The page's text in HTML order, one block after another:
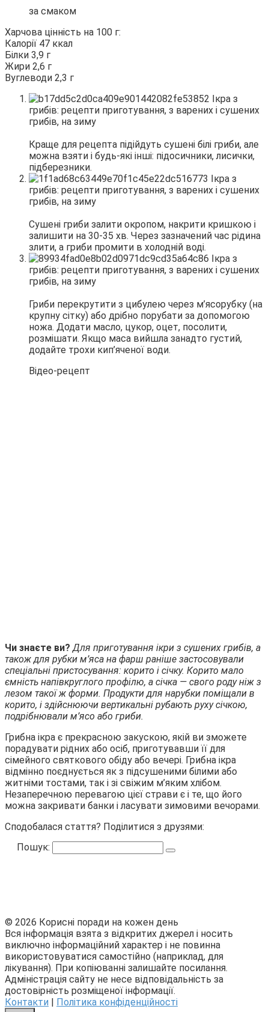
за смаком
Харчова цінність на 100 г:
Калорії 47 ккал
Білки 3,9 г
Жири 2,6 г
Вуглеводи 2,3 г
Краще для рецепта підійдуть сушені білі гриби, але
можна взяти і будь-які інші: підосичники, лисички,
підберезники.
Сушені гриби залити окропом, накрити кришкою і
залишити на 30-35 хв. Через зазначений час рідина
злити, а гриби промити в холодній воді.
Гриби перекрутити з цибулею через м’ясорубку (на
крупну сітку) або дрібно порубати за допомогою
ножа. Додати масло, цукор, оцет, посолити,
розмішати. Якщо маса вийшла занадто густий,
додайте трохи кип’яченої води.
Відео-рецепт
Чи знаєте ви?Для приготування ікри з сушених грибів, а
також для рубки м’яса на фарш раніше застосовували
спеціальні пристосування: корито і січку. Корито мало
ємність напівкруглого профілю, а січка — свого роду ніж з
лезом такої ж форми. Продукти для нарубки поміщали в
корито, і здійснюючи вертикальні рубають руху січкою,
подрібнювали м’ясо або гриби.
Грибна ікра є прекрасною закускою, якій ви зможете
порадувати рідних або осіб, приготувавши її для
сімейного святкового обіду або вечері. Грибна ікра
відмінно поєднується як з підсушеними білими або
житніми тостами, так і зі свіжим м’яким хлібом.
Незаперечною перевагою цієї страви є і те, що його
можна закривати банки і ласувати зимовими вечорами.
Сподобалася стаття? Поділитися з друзями:
Пошук:
© 2026 Корисні поради на кожен день
Вся інформація взята з відкритих джерел і носить
виключно інформаційний характер і не повинна
використовуватися самостійно (наприклад, для
лікування). При копіюванні залишайте посилання.
Адміністрація сайту не несе відповідальність за
достовірність розміщеної інформації.
Контакти
Політика конфіденційності